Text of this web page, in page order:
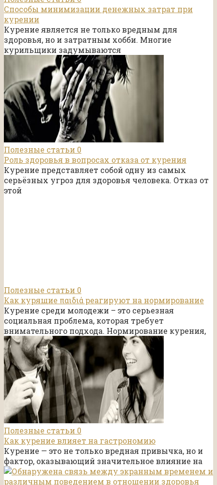
Способы минимизации денежных затрат при
курении
Курение является не только вредным для
здоровья, но и затратным хобби. Многие
курильщики задумываются
Полезные статьи 0
Роль здоровья в вопросах отказа от курения
Курение представляет собой одну из самых
серьёзных угроз для здоровья человека. Отказ от
этой
Полезные статьи 0
Как курящие παιδιά реагируют на нормирование
Курение среди молодежи – это серьезная
социальная проблема, которая требует
внимательного подхода. Нормирование курения,
Полезные статьи 0
Как курение влияет на гастрономию
Курение — это не только вредная привычка, но и
фактор, оказывающий значительное влияние на